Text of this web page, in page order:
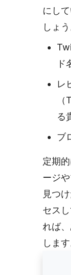
にし
しょ
ド
レ
る
ブ
定期
ージ
見つけ
セス
れば
します